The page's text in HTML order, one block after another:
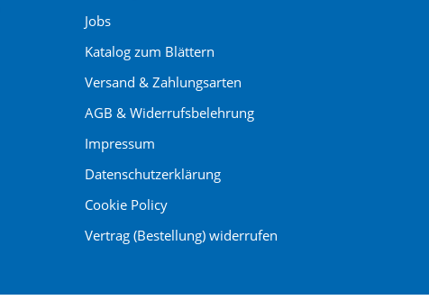
Jobs
Katalog zum Blättern
Versand & Zahlungsarten
AGB & Widerrufsbelehrung
Impressum
Datenschutzerklärung
Cookie Policy
Vertrag (Bestellung) widerrufen